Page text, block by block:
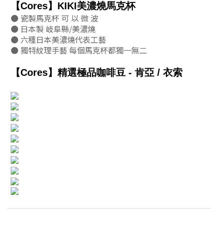
【Cores】KIKI美濃燒馬克杯
● 瓷製馬克杯 可 以 微 波
● 日本製 岐阜縣/美濃燒
● 六種日本美濃燒代表工藝
● 獨特紋理手藝 每個馬克杯都獨一無二
【Cores】精選極品咖啡豆 - 肯亞 / 衣索